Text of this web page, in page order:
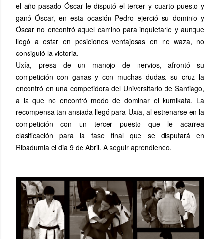
el año pasado Óscar le disputó el tercer y cuarto puesto y
ganó Óscar, en esta ocasión Pedro ejerció su dominio y
Óscar no encontró aquel camino para inquietarle y aunque
llegó a estar en posiciones ventajosas en ne waza, no
consiguió la victoria.
Uxía, presa de un manojo de nervios, afrontó su
competición con ganas y con muchas dudas, su cruz la
encontró en una competidora del Universitario de Santiago,
a la que no encontró modo de dominar el kumikata. La
recompensa tan ansiada llegó para Uxía, al estrenarse en la
competición con un tercer puesto que le acarrea
clasificación para la fase final que se disputará en
Ribadumia el dia 9 de Abril. A seguir aprendiendo.